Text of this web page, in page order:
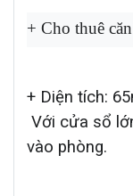
+ Cho thuê
+ Diện tích:
Với cửa sổ
vào phòng.